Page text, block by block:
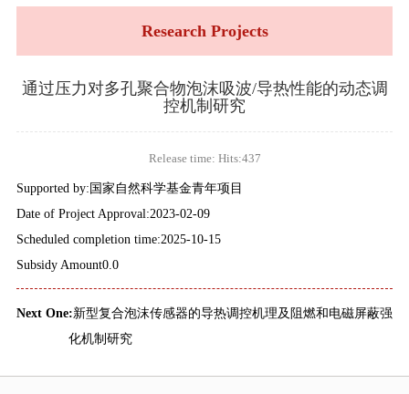
Research Projects
通过压力对多孔聚合物泡沫吸波/导热性能的动态调
控机制研究
Release time: Hits:437
Supported by:国家自然科学基金青年项目
Date of Project Approval:2023-02-09
Scheduled completion time:2025-10-15
Subsidy Amount0.0
Next One:新型复合泡沫传感器的导热调控机理及阻燃和电磁屏蔽强
化机制研究